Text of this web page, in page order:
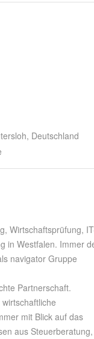
Deutschland
Wirtschaftsprüfung,
in Westfalen. Immer
navigator Gruppe
Partnerschaft.
mit Blick auf das
aus Steuerberatung,